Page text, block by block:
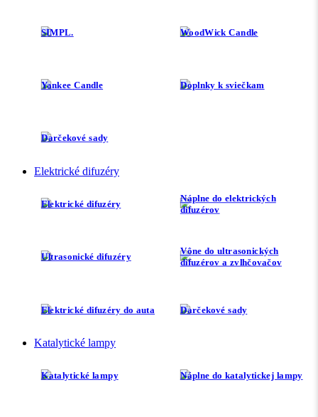
SIMPL. WoodWick Candle
Yankee Candle Doplnky k sviečkam
Darčekové sady
Elektrické difuzéry
Elektrické difuzéry
Náplne do elektrických
difuzérov
Ultrasonické difuzéry
Vône do ultrasonických
difuzérov a zvlhčovačov
Elektrické difuzéry do auta Darčekové sady
Katalytické lampy
Katalytické lampy Náplne do katalytickej lampy